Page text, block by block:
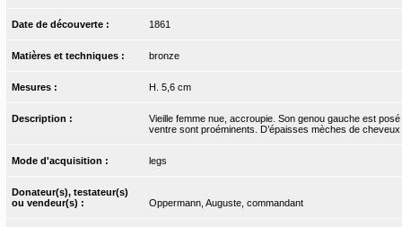
Date de découverte : 1861
Matières et techniques : bronze
Mesures : H. 5,6 cm
Description :
Vieille femme nue, accroupie. Son genou gauche est
ventre sont proéminents. D’épaisses mèches de
Mode d'acquisition : legs
Donateur(s), testateur(s)
ou vendeur(s) :
Oppermann, Auguste, commandant